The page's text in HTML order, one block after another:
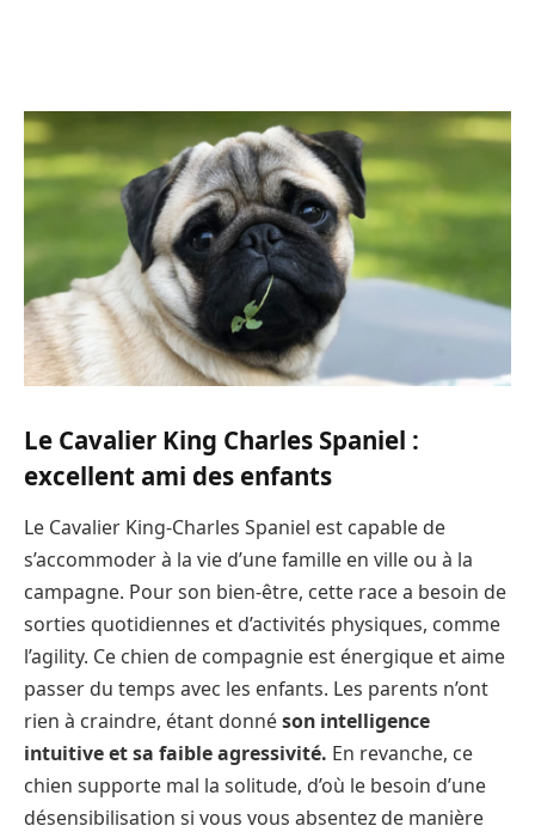
Le Cavalier King Charles Spaniel :
excellent ami des enfants
Le Cavalier King-Charles Spaniel est capable de
s’accommoder à la vie d’une famille en ville ou à la
campagne. Pour son bien-être, cette race a besoin de
sorties quotidiennes et d’activités physiques, comme
l’agility. Ce chien de compagnie est énergique et aime
passer du temps avec les enfants. Les parents n’ont
rien à craindre, étant donnéson intelligence
intuitive et sa faible agressivité. En revanche, ce
chien supporte mal la solitude, d’où le besoin d’une
désensibilisation si vous vous absentez de manière